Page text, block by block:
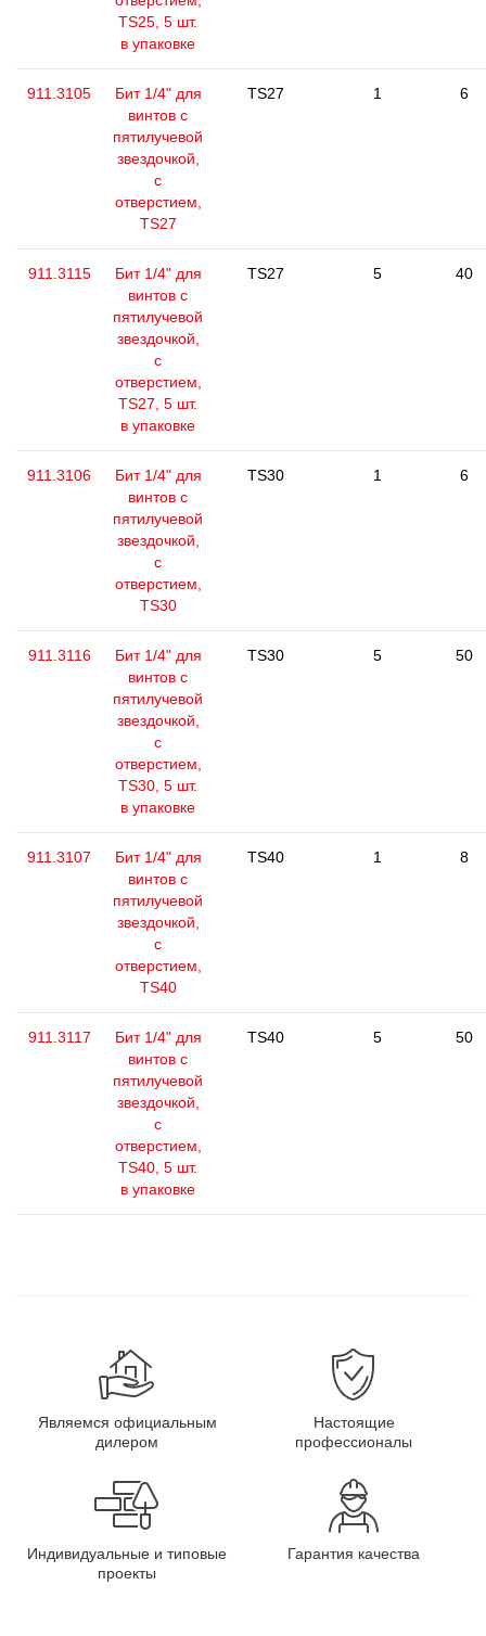
TS25, 5 шт.
в упаковке
911.3105
Бит 1/4" для
винтов с
пятилучевой
звездочкой,
с
отверстием,
TS27
TS27 1 6
911.3115
Бит 1/4" для
винтов с
пятилучевой
звездочкой,
с
отверстием,
TS27, 5 шт.
в упаковке
TS27 5 40
911.3106
Бит 1/4" для
винтов с
пятилучевой
звездочкой,
с
отверстием,
TS30
TS30 1 6
911.3116
Бит 1/4" для
винтов с
пятилучевой
звездочкой,
с
отверстием,
TS30, 5 шт.
в упаковке
TS30 5 50
911.3107
Бит 1/4" для
винтов с
пятилучевой
звездочкой,
с
отверстием,
TS40
TS40 1 8
911.3117
Бит 1/4" для
винтов с
пятилучевой
звездочкой,
с
отверстием,
TS40, 5 шт.
в упаковке
TS40 5 50
Являемся официальным
дилером
Настоящие
профессионалы
Индивидуальные и типовые
проекты
Гарантия качества